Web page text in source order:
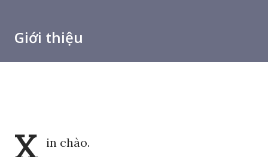
Giới thiệu
X in chào.